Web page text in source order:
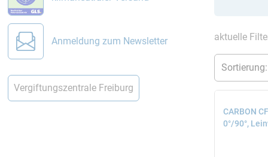
Anmeldung zum Newsletter
Vergiftungszentrale Freiburg
aktuelle
CARBON
0°/90°,